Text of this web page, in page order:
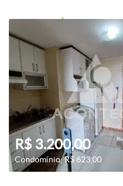
R$ 3.200,00
Condomínio: R$ 623,00